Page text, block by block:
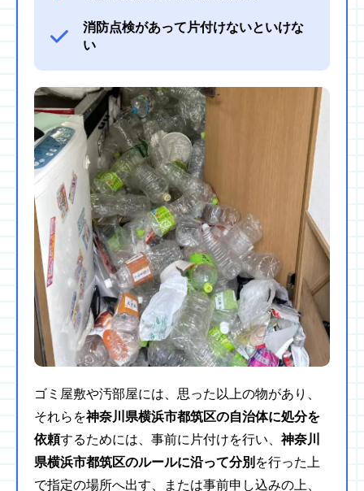
消防点検があって片付けないといけな
い
ゴミ屋敷や汚部屋には、思った以上の物があり、
それらを神奈川県横浜市都筑区の自治体に処分を
依頼するためには、事前に片付けを行い、神奈川
県横浜市都筑区のルールに沿って分別 を行った上
で指定の場所へ出す、または事前申し込みの上、